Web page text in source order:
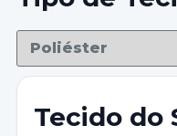
Tecido do